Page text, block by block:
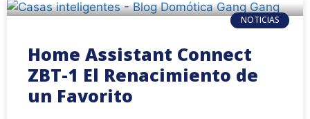
NOTICIAS
Home Assistant Connect
ZBT-1 El Renacimiento de
un Favorito